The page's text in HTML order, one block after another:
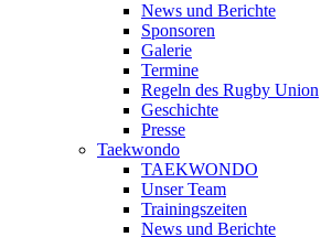
News und Berichte
Sponsoren
Galerie
Termine
Regeln des Rugby Union
Geschichte
Presse
Taekwondo
TAEKWONDO
Unser Team
Trainingszeiten
News und Berichte